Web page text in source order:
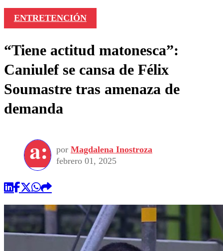
ENTRETENCIÓN
“Tiene actitud matonesca”:
Caniulef se cansa de Félix
Soumastre tras amenaza de
demanda
por Magdalena Inostroza
febrero 01, 2025